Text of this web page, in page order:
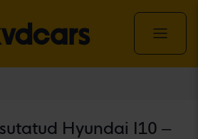
Hyundai I10 –